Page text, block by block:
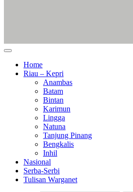
Home
Riau – Kepri
Anambas
Batam
Bintan
Karimun
Lingga
Natuna
Tanjung Pinang
Bengkalis
Inhil
Nasional
Serba-Serbi
Tulisan Warganet